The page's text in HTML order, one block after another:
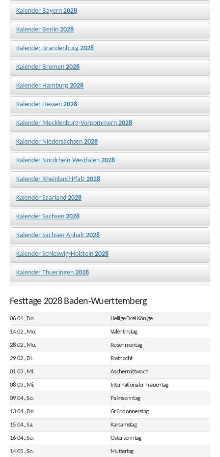
Kalender Bayern 2028
Kalender Berlin 2028
Kalender Brandenburg 2028
Kalender Bremen 2028
Kalender Hamburg 2028
Kalender Hessen 2028
Kalender Mecklenburg-Vorpommern 2028
Kalender Niedersachsen 2028
Kalender Nordrhein-Westfalen 2028
Kalender Rheinland-Pfalz 2028
Kalender Saarland 2028
Kalender Sachsen 2028
Kalender Sachsen-Anhalt 2028
Kalender Schleswig-Holstein 2028
Kalender Thueringen 2028
Festtage 2028 Baden-Wuerttemberg
06.01., Do. Heilige Drei Könige
14.02., Mo. Valentinstag
28.02., Mo. Rosenmontag
29.02., Di. Fastnacht
01.03., Mi. Aschermittwoch
08.03., Mi. Internationaler Frauentag
09.04., So. Palmsonntag
13.04., Do. Gründonnerstag
15.04., Sa. Karsamstag
16.04., So. Ostersonntag
14.05., So. Muttertag